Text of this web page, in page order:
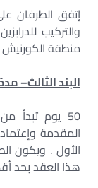
إتفق الطرفان
منطقة
البند الثالث–
50 يوم
المقدمة
الأول . ويكون
هذا العقد بحد أقصى 2 / 11